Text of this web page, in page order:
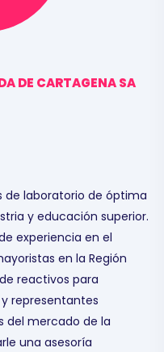
DE CARTAGENA SA
de laboratorio de óptima
y educación superior.
experiencia en el
en la Región
reactivos para
representantes
del mercado de la
una asesoría